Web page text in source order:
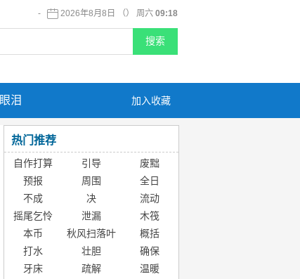
- 2026年8月8日 （） 周六 09:18
加入收藏
眼泪
热门推荐
自作打算 引导
废黜
预报
周围
全日
不成
决
流动
摇尾乞怜
泄漏
木筏
本币
秋风扫落叶
概括
打水
壮胆
确保
牙床
疏解 温暖